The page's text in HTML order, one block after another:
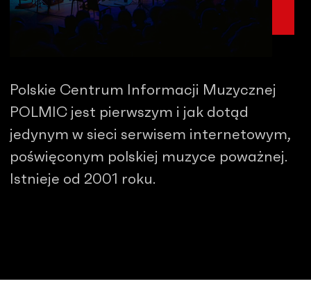
Polskie Centrum Informacji Muzycznej
POLMIC jest pierwszym i jak dotąd
jedynym w sieci serwisem internetowym,
poświęconym polskiej muzyce poważnej.
Istnieje od 2001 roku.